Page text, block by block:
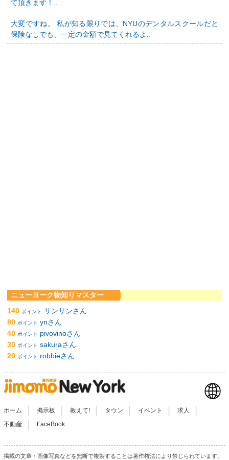
て頂きます！..
大変ですね。 私が知る限りでは、NYUのデンタルスクールだと
保険なしでも、一定の金額で見てくれるよ..
ニューヨーク物知りマスター
140 ポイント サンサンさん
80 ポイント ynさん
40 ポイント
pivovinoさん
30 ポイント sakuraさん
20 ポイント robbieさん
ホーム 掲示板 教えて! タウン イベント 求人
不動産 FaceBook
掲載の文章・画像写真などを無断で複製することは著作権法により禁じられています。